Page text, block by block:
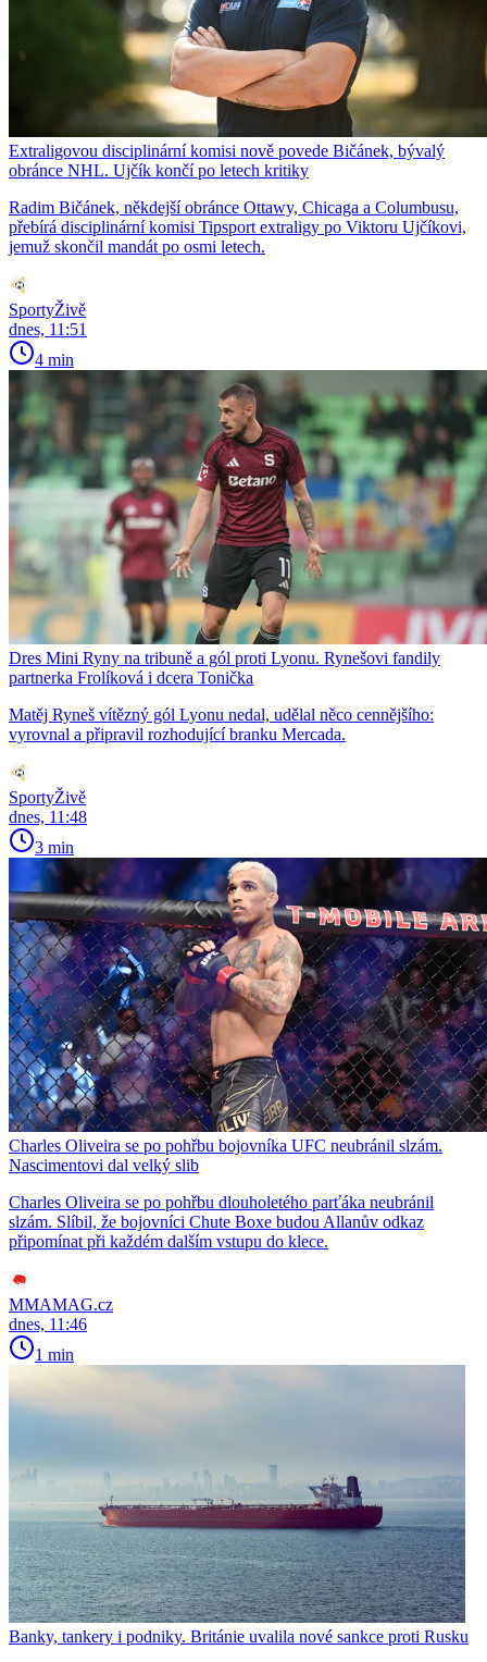
Extraligovou disciplinární komisi nově povede Bičánek, bývalý
obránce NHL. Ujčík končí po letech kritiky
Radim Bičánek, někdejší obránce Ottawy, Chicaga a Columbusu,
přebírá disciplinární komisi Tipsport extraligy po Viktoru Ujčíkovi,
jemuž skončil mandát po osmi letech.
SportyŽivě
dnes, 11:51
4 min
Dres Mini Ryny na tribuně a gól proti Lyonu. Rynešovi fandily
partnerka Frolíková i dcera Tonička
Matěj Ryneš vítězný gól Lyonu nedal, udělal něco cennějšího:
vyrovnal a připravil rozhodující branku Mercada.
SportyŽivě
dnes, 11:48
3 min
Charles Oliveira se po pohřbu bojovníka UFC neubránil slzám.
Nascimentovi dal velký slib
Charles Oliveira se po pohřbu dlouholetého parťáka neubránil
slzám. Slíbil, že bojovníci Chute Boxe budou Allanův odkaz
připomínat při každém dalším vstupu do klece.
MMAMAG.cz
dnes, 11:46
1 min
Banky, tankery i podniky. Británie uvalila nové sankce proti Rusku